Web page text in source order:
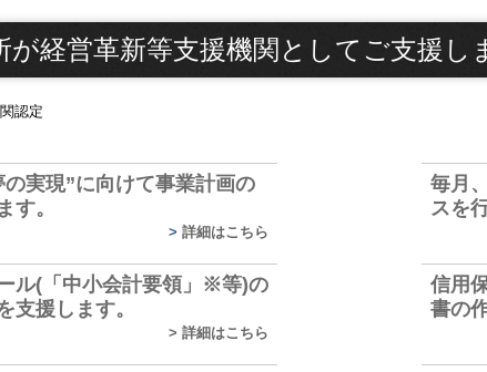
サービス内容
料金案内
が経営革新等支援機関としてご支援し
実現”に向けて事業計画の
す。
> 詳細はこちら
ル(「中小会計要領」※等)の
支援します。
> 詳細はこちら
毎月
スを
信用
書の